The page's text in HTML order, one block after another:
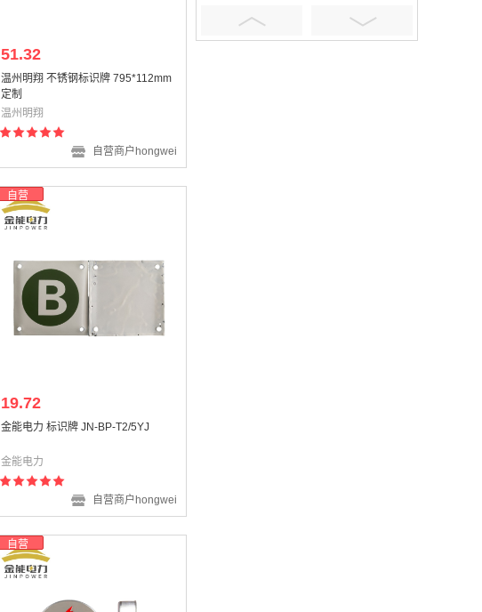
51.32
温州明翔 不锈钢标识牌 795*112mm
定制
温州明翔
自营商户hongwei
19.72
金能电力 标识牌 JN-BP-T2/5YJ
金能电力
自营
自营商户hongwei
自营